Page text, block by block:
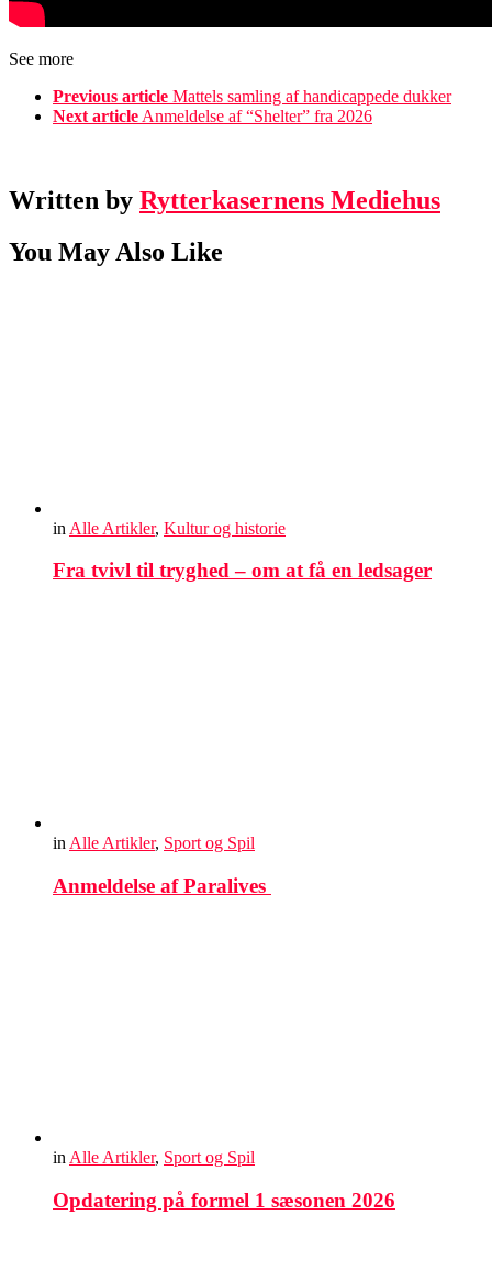
See more
Previous article Mattels samling af handicappede dukker
Next article Anmeldelse af “Shelter” fra 2026
Written by Rytterkasernens Mediehus
You May Also Like
in Alle Artikler, Kultur og historie
Fra tvivl til tryghed – om at få en ledsager
in Alle Artikler, Sport og Spil
Anmeldelse af Paralives
inAlle Artikler, Sport og Spil
Opdatering på formel 1 sæsonen 2026